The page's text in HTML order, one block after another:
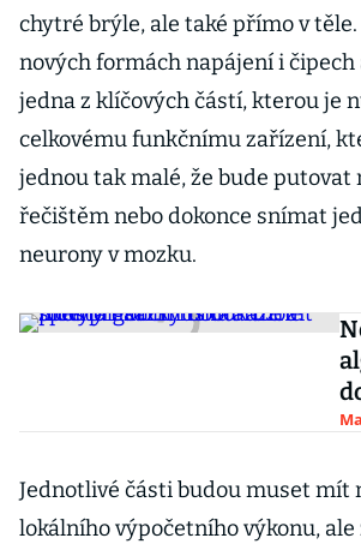
chytré brýle, ale také přímo v
nových formách napájení i čipech
jedna z klíčových částí, kterou je
celkovému funkčnímu zařízení,
jednou tak malé, že bude
řečištěm nebo dokonce snímat
neurony v mozku.
Jednotlivé části budou muset mít
lokálního výpočetního výkonu,